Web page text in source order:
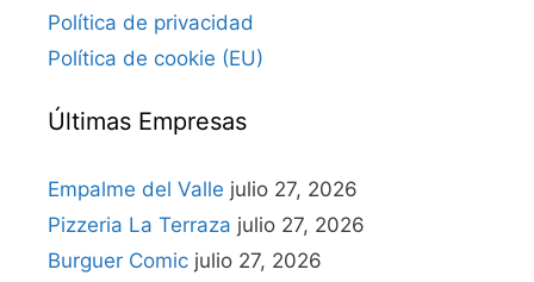
Política de privacidad
Política de cookie (EU)
Últimas Empresas
Empalme del Valle julio 27, 2026
Pizzeria La Terraza julio 27, 2026
Burguer Comic julio 27, 2026